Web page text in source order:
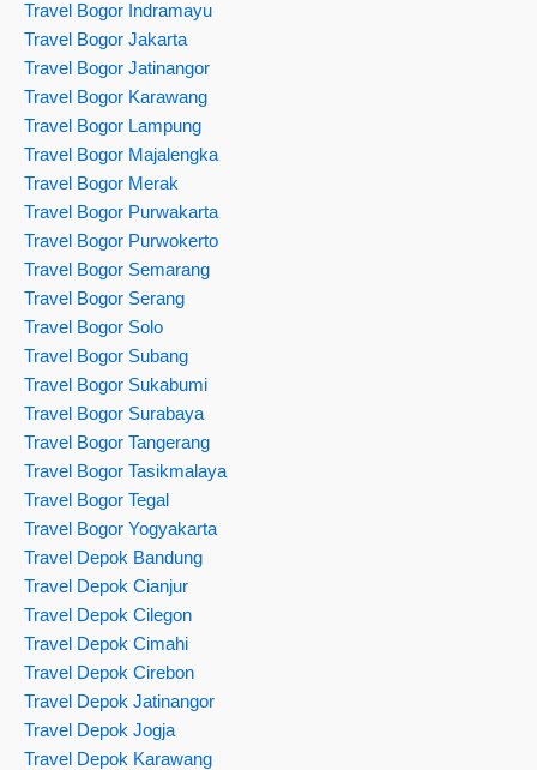
Travel Bogor Indramayu
Travel Bogor Jakarta
Travel Bogor Jatinangor
Travel Bogor Karawang
Travel Bogor Lampung
Travel Bogor Majalengka
Travel Bogor Merak
Travel Bogor Purwakarta
Travel Bogor Purwokerto
Travel Bogor Semarang
Travel Bogor Serang
Travel Bogor Solo
Travel Bogor Subang
Travel Bogor Sukabumi
Travel Bogor Surabaya
Travel Bogor Tangerang
Travel Bogor Tasikmalaya
Travel Bogor Tegal
Travel Bogor Yogyakarta
Travel Depok Bandung
Travel Depok Cianjur
Travel Depok Cilegon
Travel Depok Cimahi
Travel Depok Cirebon
Travel Depok Jatinangor
Travel Depok Jogja
Travel Depok Karawang